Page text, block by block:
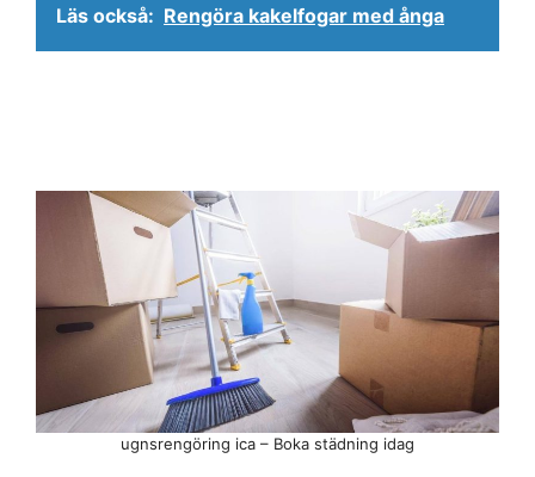
Läs också: Rengöra kakelfogar med ånga
ugnsrengöring ica – Boka städning idag